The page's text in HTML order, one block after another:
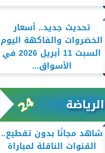
تحديث جديد.. أسعار
الخضروات والفاكهة اليوم
السبت 11 أبريل 2026 في
الأسواق...
الرياضة
شاهد مجانًا بدون تقطيع..
القنوات الناقلة لمباراة